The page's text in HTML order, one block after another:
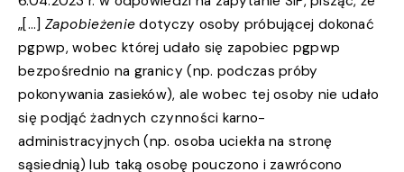
„[…] Zapobieżeniedotyczy osoby próbującej dokonać
pgpwp, wobec której udało się zapobiec pgpwp
bezpośrednio na granicy (np. podczas próby
pokonywania zasieków), ale wobec tej osoby nie udało
się podjąć żadnych czynności karno-
administracyjnych (np. osoba uciekła na stronę
sąsiednią) lub taką osobę pouczono i zawrócono